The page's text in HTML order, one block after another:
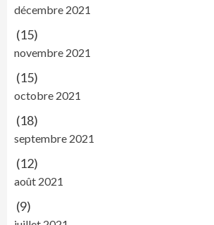
décembre 2021
(15)
novembre 2021
(15)
octobre 2021
(18)
septembre 2021
(12)
août 2021
(9)